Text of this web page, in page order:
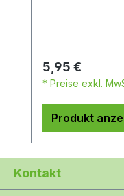
Regulärer Preis:
5,95 €
* Preise exkl.
Produkt
Kontakt